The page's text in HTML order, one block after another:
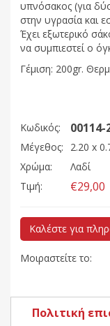
υπνόσακος (για
στην υγρασία και
Έχει εξωτερικό
να συμπιεστεί ο
Γέμιση: 200gr.
Κωδικός: 00114-
Μέγεθος:
2.20 x
Χρώμα:
Λαδί
Τιμή:
€29,00
Καλέστε για
Μοιραστείτε το:
Πολιτική